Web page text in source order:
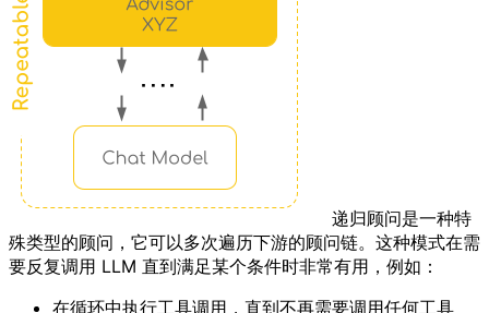
递归顾问是一种特
殊类型的顾问，它可以多次遍历下游的顾问链。这种模式在需
要反复调用 LLM 直到满足某个条件时非常有用，例如：
在循环中执行工具调用，直到不再需要调用任何工具